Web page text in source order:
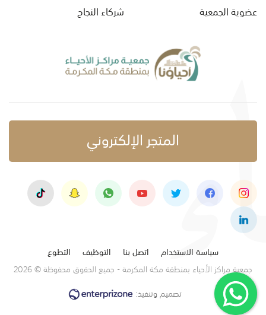
عضوية الجمعية
شركاء النجاح
المتجر الإلكتروني
سياسة الاستخدام اتصل بنا التوظيف
التطوع
جمعية مراكز الأحياء بمنطقة مكة المكرمة - جميع الحقوق محفوظة © 2026
تصميم وتنفيذ: